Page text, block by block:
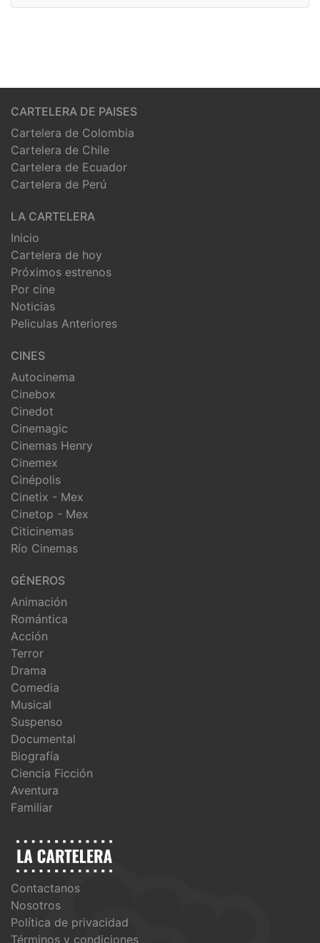
CARTELERA DE PAISES
Cartelera de Colombia
Cartelera de Chile
Cartelera de Ecuador
Cartelera de Perú
LA CARTELERA
Inicio
Cartelera de hoy
Próximos estrenos
Por cine
Noticias
Peliculas Anteriores
CINES
Autocinema
Cinebox
Cinedot
Cinemagic
Cinemas Henry
Cinemex
Cinépolis
Cinetix - Mex
Cinetop - Mex
Citicinemas
Río Cinemas
GÉNEROS
Animación
Romántica
Acción
Terror
Drama
Comedia
Musical
Suspenso
Documental
Biografía
Ciencia Ficción
Aventura
Familiar
Contactanos
Nosotros
Política de privacidad
Términos y condiciones